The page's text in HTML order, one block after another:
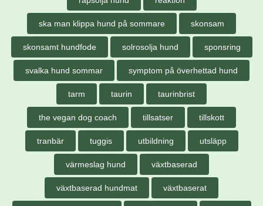
ska man klippa hund på sommare skonsam
skonsamt hundfode solrosolja hund sponsring
svalka hund sommar symptom på överhettad hund
tarm taurin taurinbrist
the vegan dog coach tillsatser tillskott
tranbär tuggis utbildning utsläpp
värmeslag hund växtbaserad
växtbaserad hundmat växtbaserat